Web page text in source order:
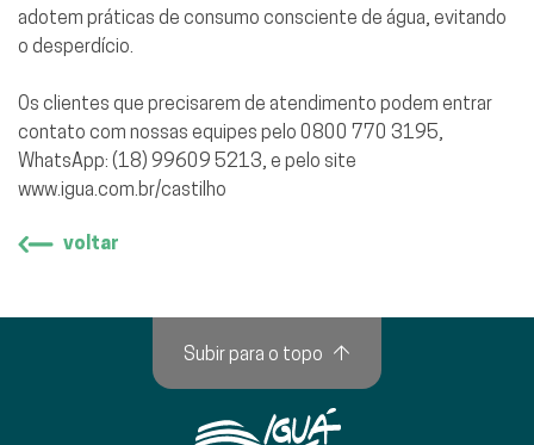
adotem práticas de consumo consciente de água, evitando
o desperdício.
Os clientes que precisarem de atendimento podem entrar
contato com nossas equipes pelo 0800 770 3195,
WhatsApp: (18) 99609 5213, e pelo site
www.igua.com.br/castilho
voltar
Subir para o topo ↑